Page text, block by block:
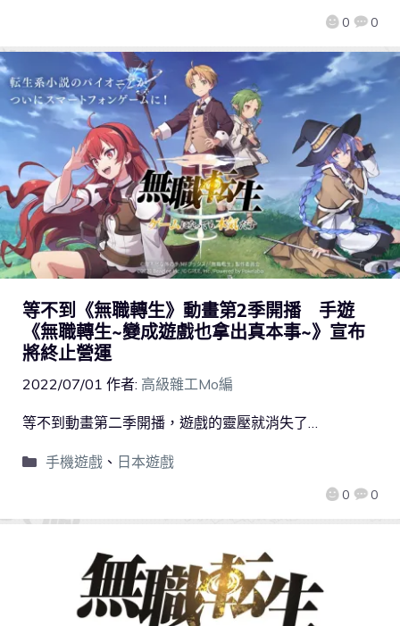
0 0
等不到《無職轉生》動畫第2季開播 手遊
《無職轉生~變成遊戲也拿出真本事~》宣布
將終止營運
2022/07/01 作者: 高級雜工Mo編
0 0
等不到動畫第二季開播，遊戲的靈壓就消失了…
手機遊戲、 日本遊戲